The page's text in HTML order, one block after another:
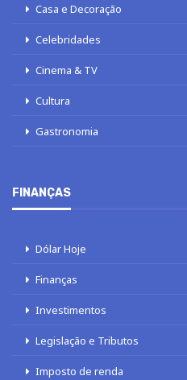
Casa e Decoração
Celebridades
Cinema & TV
Cultura
Gastronomia
FINANÇAS
Dólar Hoje
Finanças
Investimentos
Legislação e Tributos
Imposto de renda